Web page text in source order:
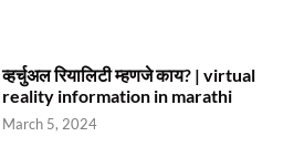
व्हर्चुअल रियालिटी म्हणजे काय? | virtual
reality information in marathi
March 5, 2024